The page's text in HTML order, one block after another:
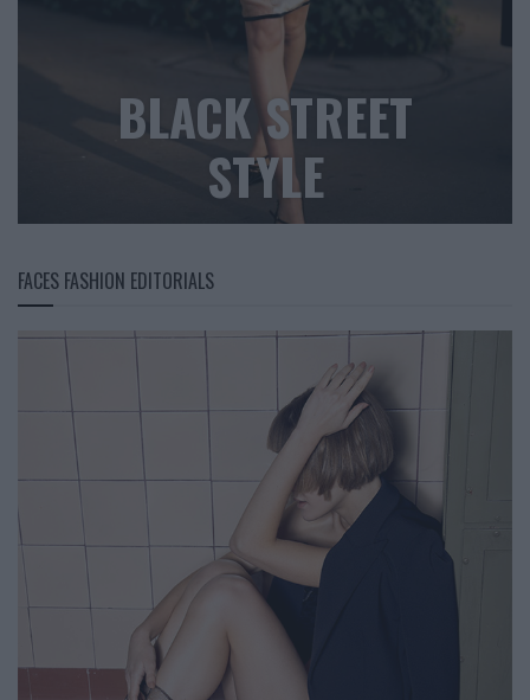
BLACK STREET
STYLE
FACES FASHION EDITORIALS